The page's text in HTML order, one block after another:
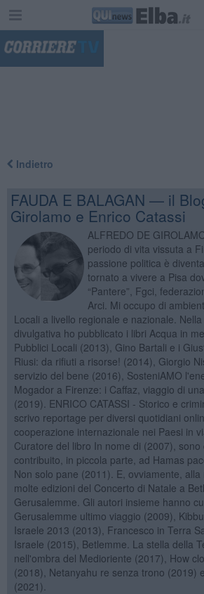
Indietro
FAUDA E BALAGAN — il
Girolamo e Enrico Catassi
ALFREDO DE
periodo di vita vissuta a
passione politica è
tornato a vivere a Pisa
“Pantere”, Fgci,
Arci. Mi occupo di
Locali a livello regionale e nazionale.
divulgativa ho pubblicato i libri Acqua in
Pubblici Locali (2013), Gino Bartali e i
Riusi: da rifiuti a risorse! (2014), Giorgio
servizio del bene (2016), SosteniAMO
Mogador a Firenze: i Caffaz, viaggio di
(2019). ENRICO CATASSI - Storico e
scrivo reportage per diversi quotidiani
cooperazione internazionale nei Paesi in
Curatore del libro In nome di (2007),
contribuito, in piccola parte, ad Hamas
Non solo pane (2011). E, ovviamente, alla
molte edizioni del Concerto di Natale a
Gerusalemme. Gli autori insieme hanno
Gerusalemme ultimo viaggio (2009),
Israele 2013 (2013), Francesco in Terra
Israele (2015), Betlemme. La stella della
nell'ombra del Medioriente (2017), How
(2018), Netanyahu re senza trono (2019)
(2021).